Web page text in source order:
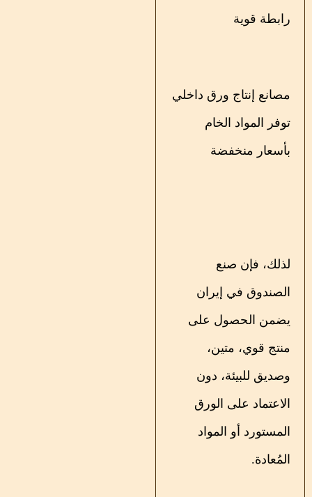
رابطة قوية
مصانع إنتاج ورق داخلي
توفر المواد الخام
بأسعار منخفضة
لذلك، فإن صنع
الصندوق في إيران
يضمن الحصول على
منتج قوي، متين،
وصديق للبيئة، دون
الاعتماد على الورق
المستورد أو المواد
المُعادة.